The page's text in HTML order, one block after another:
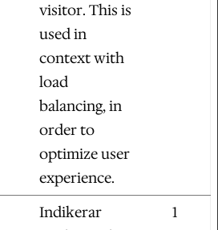
visitor. This is
used in
context with
load
balancing, in
order to
optimize user
experience.
Indikerar
1